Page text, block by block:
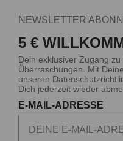
NEWSLETTER
5 €
Dein exklusiver Zugang
Überraschungen. Mit
unseren
Dich jederzeit wieder
E-MAIL-ADRESSE